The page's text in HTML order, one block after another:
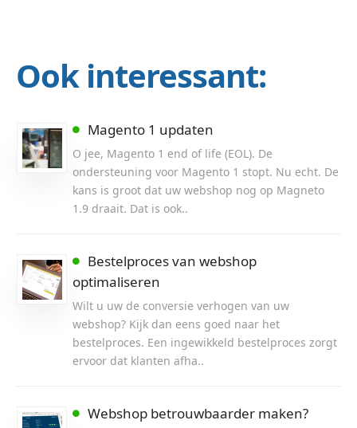
Ook interessant:
Magento 1 updaten
O jee, Magento 1 end of life (EOL). De
ondersteuning voor Magento 1 stopt. Nu echt. De
kans is groot dat uw webshop nog op Magneto
1.9 draait. Dat is ook..
Bestelproces van webshop
optimaliseren
Wilt u uw de conversie verhogen van uw
webshop? Kijk dan eens goed naar het
bestelproces. Een ingewikkeld bestelproces zorgt
ervoor dat klanten afha..
Webshop betrouwbaarder maken?